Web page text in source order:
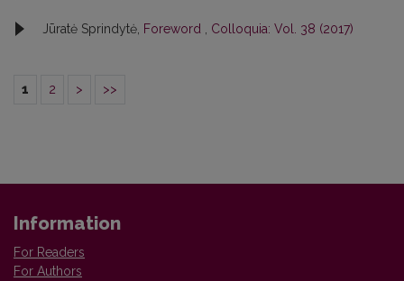
Jūratė Sprindytė, Foreword Colloquia: Vol. 38 (2017)
1 2 > >>
Information
For Readers
For Authors